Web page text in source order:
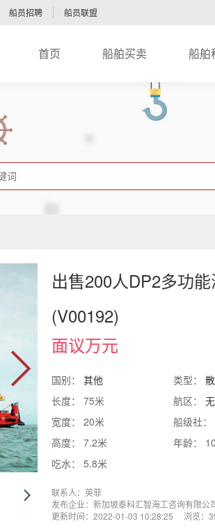
船员招聘 船员联盟
首页 船舶买卖 船舶
出售200人DP2多功
(V00192)
面议万元
国别： 其他 类型：
长度： 75米
航区：
宽度： 20米
船级社：
高度： 7.2米
年龄：
吃水： 5.8米
联系人：英菲
发布企业：新加坡泰科汇智海工咨询有限公
更新时间：2022-01-03 10:28:25 浏览：